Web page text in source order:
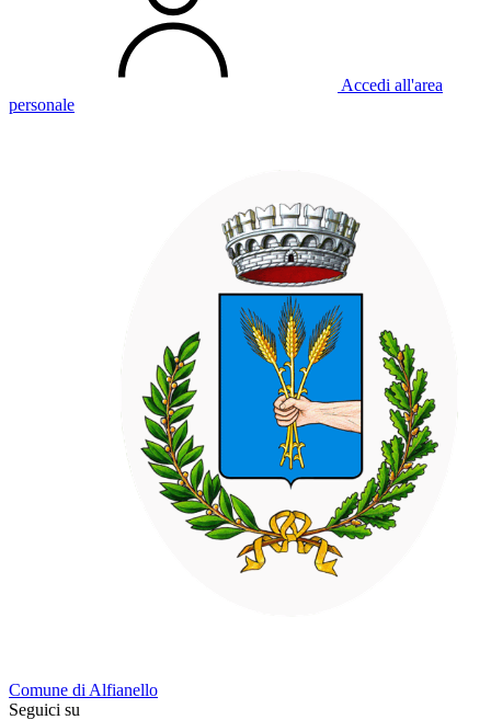
Accedi all'area
personale
Comune di Alfianello
Seguici su